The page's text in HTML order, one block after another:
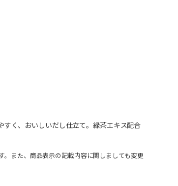
すく、おいしいだし仕立て。緑茶エキス配合
また、商品表示の記載内容に関しましても変更